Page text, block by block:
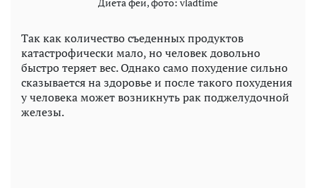
Диета феи, фото: vladtime
Так как количество съеденных продуктов
катастрофически мало, но человек довольно
быстро теряет вес. Однако само похудение сильно
сказывается на здоровье и после такого похудения
у человека может возникнуть рак поджелудочной
железы.